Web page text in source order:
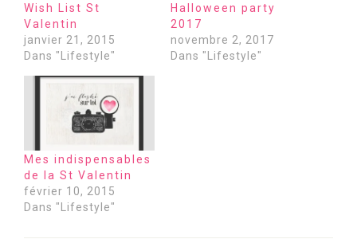
Wish List St
Valentin
janvier 21, 2015
Dans "Lifestyle"
Halloween party
2017
novembre 2, 2017
Dans "Lifestyle"
Mes indispensables
de la St Valentin
février 10, 2015
Dans "Lifestyle"